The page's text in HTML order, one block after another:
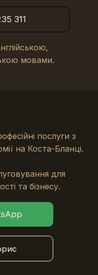
311
мовами.
послуги з
на Коста-Бланці.
для
та бізнесу.